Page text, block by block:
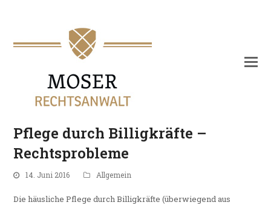
Pflege durch Billigkräfte –
Rechtsprobleme
14. Juni 2016 Allgemein
Die häusliche Pflege durch Billigkräfte (überwiegend aus